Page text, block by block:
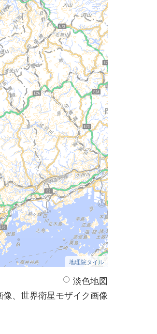
地理院タイル
淡色地図
、世界衛星モザイク画像